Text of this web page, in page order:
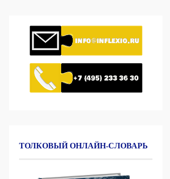
ТОЛКОВЫЙ ОНЛАЙН-СЛОВАРЬ